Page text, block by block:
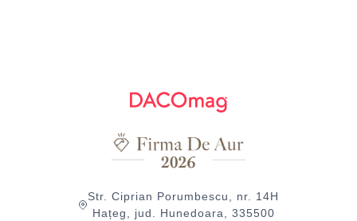
Str. Ciprian Porumbescu, nr. 14H
Hațeg, jud. Hunedoara, 335500